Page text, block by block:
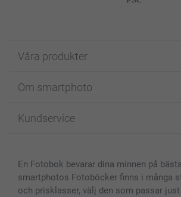
Våra produkter
Fotokort
Fotoböcker
Skal till Mobil & Surfplatta
MyNameBook
Om smartphoto
För affiliates
Sitemap
Villkor och garantier
Kundservice
smartbonus
Priser & betalning
En Fotobok bevarar dina minnen på
smartphotos Fotoböcker finns i många
och prisklasser, välj den som passar just